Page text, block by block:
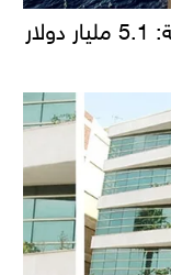
قفزة في صادرات الصناعات الغذائية: 5.1 مليار دولار